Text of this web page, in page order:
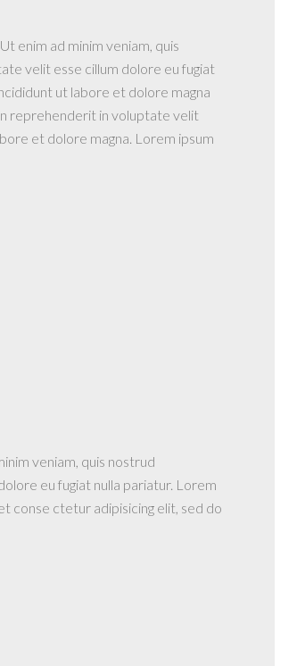
enim ad minim veniam, quis
velit esse cillum dolore eu fugiat
ut labore et dolore magna
reprehenderit in voluptate velit
et dolore magna. Lorem ipsum
veniam, quis nostrud
eu fugiat nulla pariatur. Lorem
conse ctetur adipisicing elit, sed do